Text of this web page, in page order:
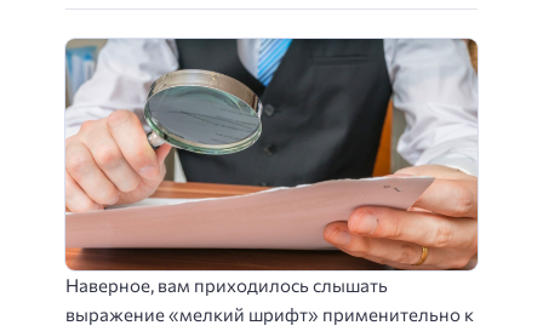
Наверное, вам приходилось слышать
выражение «мелкий шрифт» применительно к